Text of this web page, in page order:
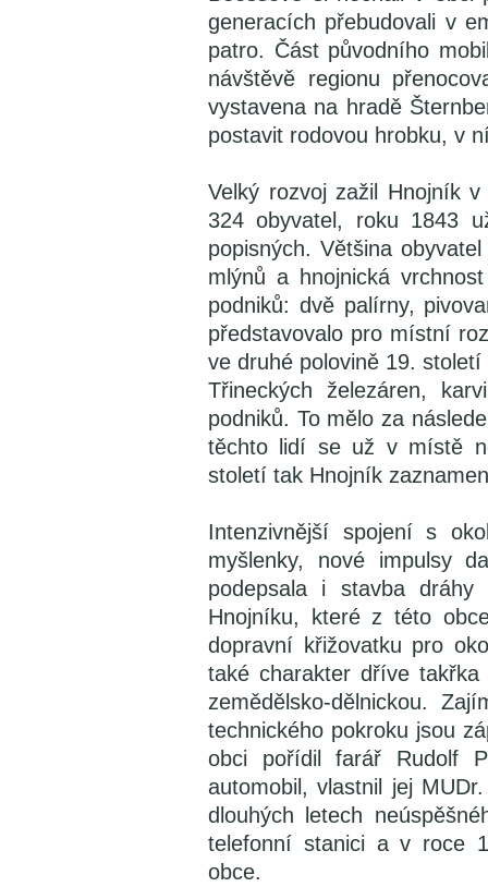
generacích přebudovali v
patro. Část původního
návštěvě regionu
vystavena na hradě
postavit rodovou hrobku, v
Velký rozvoj zažil Hnojník
324 obyvatel, roku 1843
popisných. Většina
mlýnů a hnojnická
podniků: dvě palírny,
představovalo pro místní
ve druhé polovině 19.
Třineckých železáren,
podniků. To mělo za
těchto lidí se už v místě
století tak Hnojník
Intenzivnější spojení s
myšlenky, nové impulsy
podepsala i stavba
Hnojníku, které z této
dopravní křižovatku pro
také charakter dříve
zemědělsko-dělnickou.
technického pokroku jsou
obci pořídil farář Rudolf
automobil, vlastnil jej
dlouhých letech
telefonní stanici a v roce
obce.